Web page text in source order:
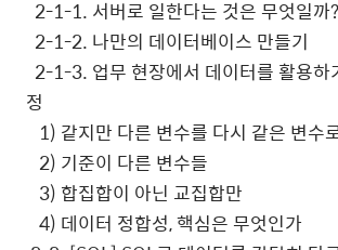
2-1-1. 서버로 일한다는 것은 무엇일까?
2-1-2. 나만의 데이터베이스 만들기
2-1-3. 업무 현장에서 데이터를 활용하
정
1) 같지만 다른 변수를 다시 같은 변수
2) 기준이 다른 변수들
3) 합집합이 아닌 교집합만
4) 데이터 정합성,핵심은 무엇인가